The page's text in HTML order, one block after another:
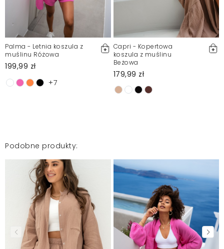
Palma - Letnia koszula z
muślinu Różowa
199,99 zł
+7
Capri - Kopertowa
koszula z muślinu
Beżowa
179,99 zł
Podobne produkty: